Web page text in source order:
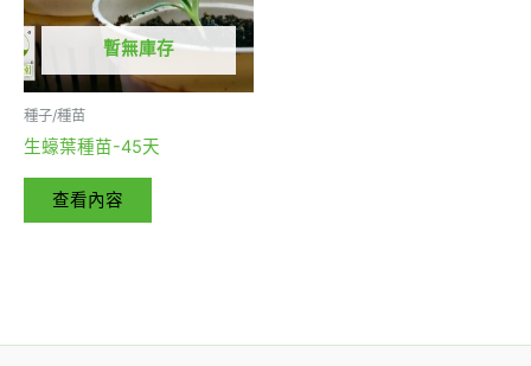
暫無庫存
種子/種苗
生蠔葉種苗-45天
查看內容